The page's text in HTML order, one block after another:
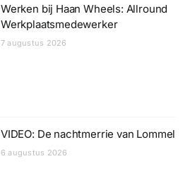
Werken bij Haan Wheels: Allround
Werkplaatsmedewerker
7 augustus 2026
VIDEO: De nachtmerrie van Lommel
6 augustus 2026